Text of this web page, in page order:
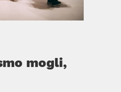
mogli,